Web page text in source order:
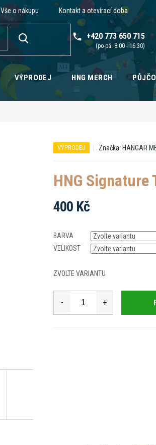
Vše o nákupu Kontakt a otevírací doba
+420 773 650 715
VÝPRODEJ HNG MERCH
VÝPRODEJ Značka: HANGAR
HNG Signature
400 Kč
cena:
BARVA
VELIKOST
ZVOLTE VARIANTU